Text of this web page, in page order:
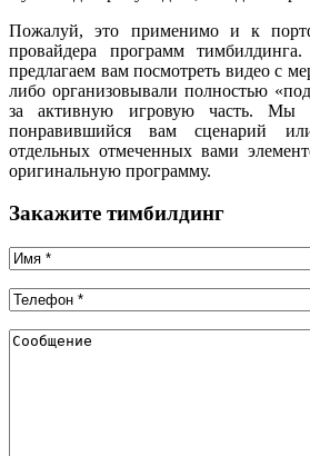
Пожалуй, это применимо и к
провайдера программ
предлагаем вам посмотреть видео с
либо организовывали полностью
за активную игровую часть. Мы
понравившийся вам сценарий
отдельных отмеченных вами
оригинальную программу.
Закажите тимбилдинг